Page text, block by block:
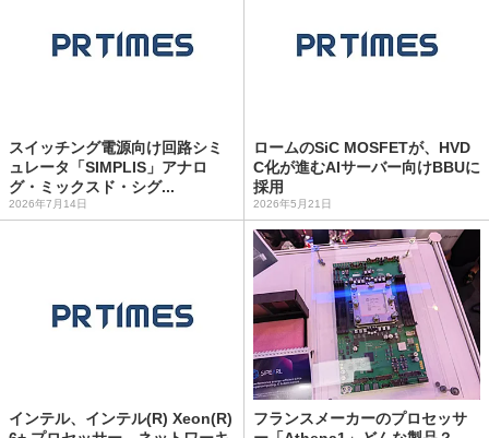
スイッチング電源向け回路シミ
ュレータ「SIMPLIS」アナロ
グ・ミックスド・シグ...
2026年7月14日
ロームのSiC MOSFETが、HVD
C化が進むAIサーバー向けBBUに
採用
2026年5月21日
インテル、インテル(R) Xeon(R)
フランスメーカーのプロセッサ